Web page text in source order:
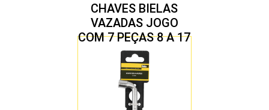
CHAVES BIELAS
VAZADAS JOGO
COM 7 PEÇAS 8 A 17
MM